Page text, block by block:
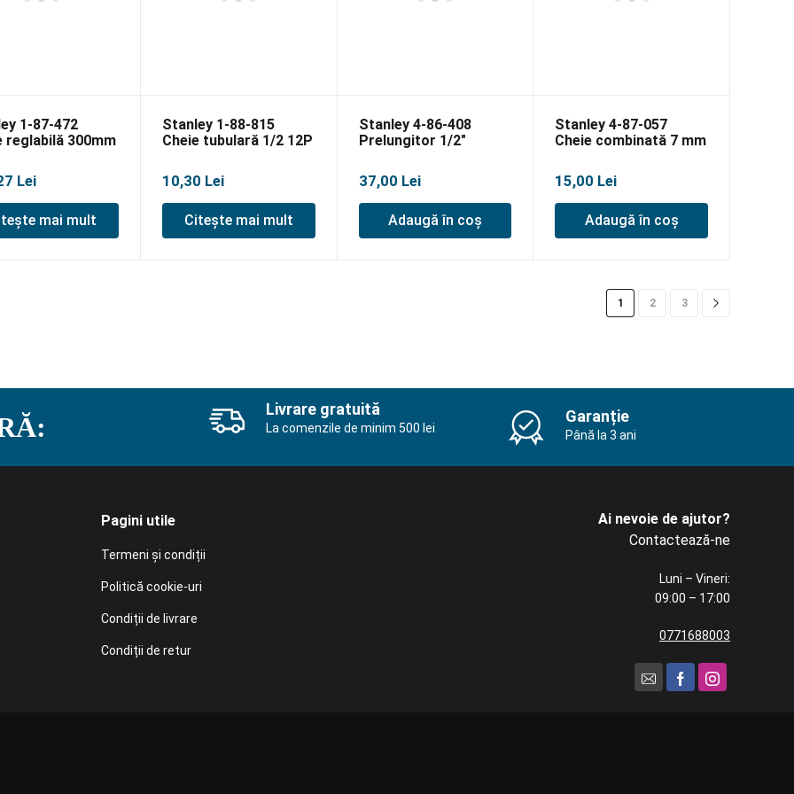
1-87-472
reglabilă 300mm
Lei
mai mult
Stanley 1-88-815
Cheie tubulară 1/2 12P
10,30 Lei
Citește mai mult
Stanley 4-86-408
Prelungitor 1/2″
37,00 Lei
Adaugă în coș
Stanley 4-87-057
Cheie combinată 7 mm
15,00 Lei
Adaugă în coș
1 2 3
Livrare gratuită
La comenzile de minim 500 lei
Garanție
Până la 3 ani
Pagini utile
Termeni și condiții
Politică cookie-uri
Condiții de livrare
Condiții de retur
Ai nevoie de ajutor?
Contactează-ne
Luni – Vineri:
09:00 – 17:00
0771688003